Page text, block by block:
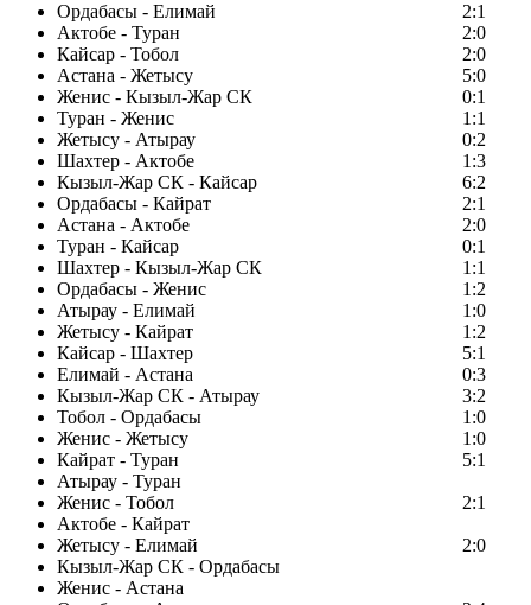
Ордабасы - Елимай
2:1
Актобе - Туран
2:0
Кайсар - Тобол
2:0
Астана - Жетысу
5:0
Женис - Кызыл-Жар СК
0:1
Туран - Женис
1:1
Жетысу - Атырау
0:2
Шахтер - Актобе
1:3
Кызыл-Жар СК - Кайсар
6:2
Ордабасы - Кайрат
2:1
Астана - Актобе
2:0
Туран - Кайсар
0:1
Шахтер - Кызыл-Жар СК
1:1
Ордабасы - Женис
1:2
Атырау - Елимай
1:0
Жетысу - Кайрат
1:2
Кайсар - Шахтер
5:1
Елимай - Астана
0:3
Кызыл-Жар СК - Атырау
3:2
Тобол - Ордабасы
1:0
Женис - Жетысу
1:0
Кайрат - Туран
5:1
Атырау - Туран
Женис - Тобол
2:1
Актобе - Кайрат
Жетысу - Елимай
2:0
Кызыл-Жар СК - Ордабасы
Женис - Астана